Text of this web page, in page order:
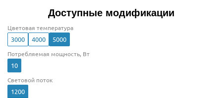
Доступные модификации
Цветовая температура
3000 4000 5000
Потребляемая мощность, Вт
10
Световой поток
1200